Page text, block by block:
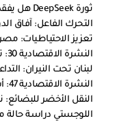
ثورة DeepSeek هل يفقد وادي السيليكون تاجه؟
التحرك الفاعل: آفاق
تعزيز الاحتياطيات: مصر
النشرة الاقتصادية 30: ترشيد دعم الوقود وأزمة عالمية محتملة
لبنان تحت النيران:
النشرة الاقتصادية 47: أسبوع الإبقاء على سعر الفائدة
النقل الأخضر للبضائع:
اللوجستي دراسة حالة